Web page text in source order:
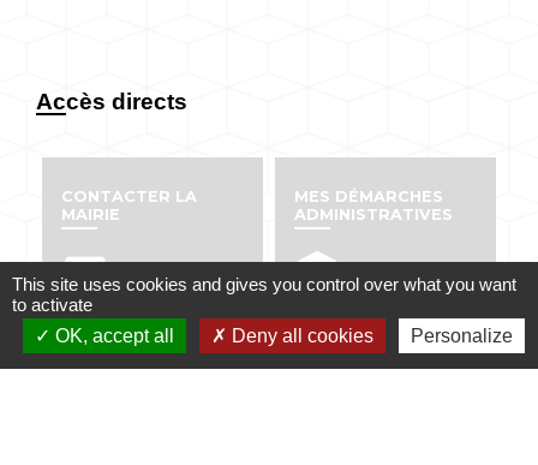
Accès directs
CONTACTER LA
MAIRIE
email
MES DÉMARCHES
ADMINISTRATIVES
account_balance
This site uses cookies and gives you control over what you want
to activate
OK, accept all
Deny all cookies Personalize